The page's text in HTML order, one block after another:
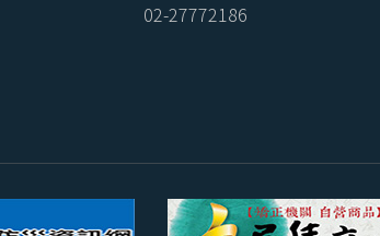
02-27772186